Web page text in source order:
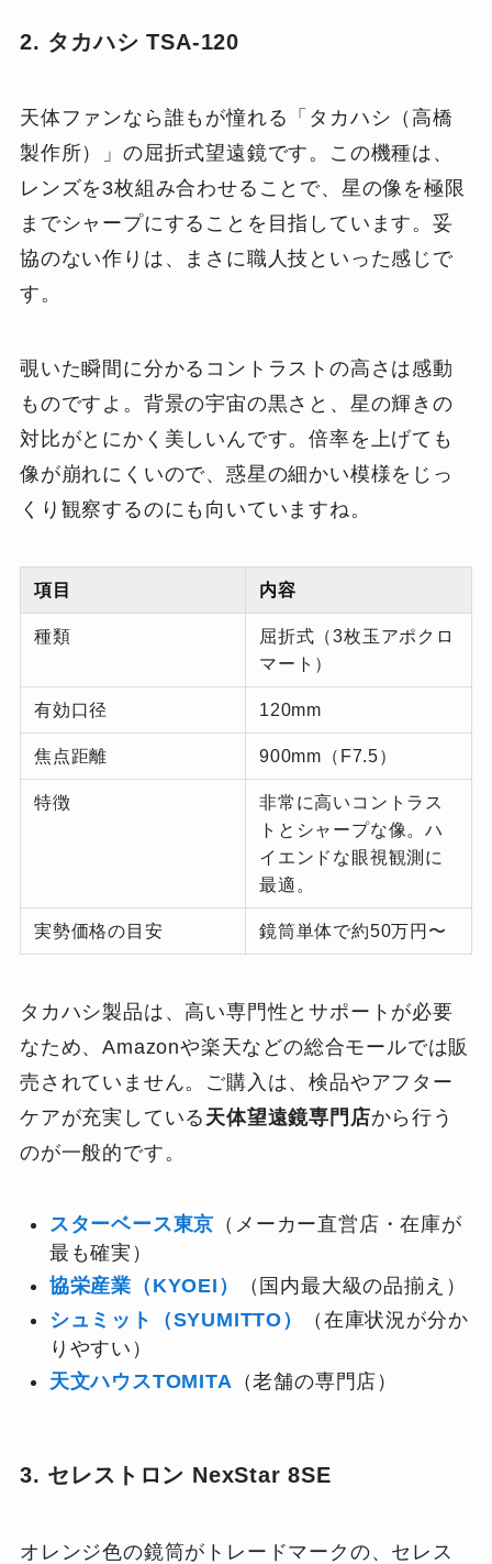
2. タカハシ TSA-120
天体ファンなら誰もが憧れる「タカハシ（高橋
製作所）」の屈折式望遠鏡です。この機種は、
レンズを3枚組み合わせることで、星の像を極限
までシャープにすることを目指しています。妥
協のない作りは、まさに職人技といった感じで
す。
覗いた瞬間に分かるコントラストの高さは感動
ものですよ。背景の宇宙の黒さと、星の輝きの
対比がとにかく美しいんです。倍率を上げても
像が崩れにくいので、惑星の細かい模様をじっ
くり観察するのにも向いていますね。
項目 内容
種類
屈折式（3枚玉アポクロ
マート）
有効口径 120mm
焦点距離 900mm（F7.5）
特徴
非常に高いコントラス
トとシャープな像。ハ
イエンドな眼視観測に
最適。
実勢価格の目安 鏡筒単体で約50万円〜
タカハシ製品は、高い専門性とサポートが必要
なため、Amazonや楽天などの総合モールでは販
売されていません。ご購入は、検品やアフター
ケアが充実している 天体望遠鏡専門店から行う
のが一般的です。
スターベース東京 （メーカー直営店・在庫が
最も確実）
協栄産業（KYOEI）
（国内最大級の品揃え）
シュミット（SYUMITTO）
（在庫状況が分か
りやすい）
天文ハウスTOMITA （老舗の専門店）
3. セレストロン NexStar 8SE
オレンジ色の鏡筒がトレードマークの、セレス